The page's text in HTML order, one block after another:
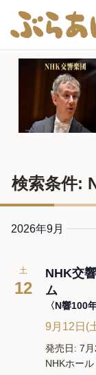
検索条件:
2026年9月
土
12
NHK交
ム
〈N響100
9月12日(
発売日: 7
NHKホー